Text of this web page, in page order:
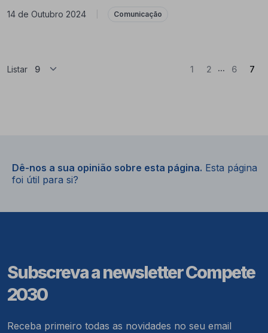
14 de Outubro 2024 Comunicação
Listar 1 2 ... 6 7
Dê-nos a sua opinião sobre esta página. Esta página
foi útil para si?
Subscreva a newsletter Compete
2030
Receba primeiro todas as novidades no seu email